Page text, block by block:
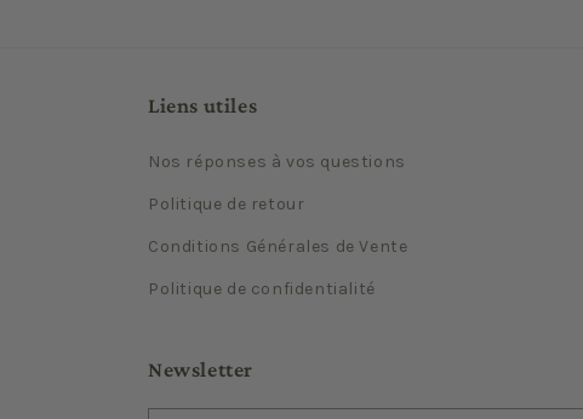
Liens utiles
Nos réponses à vos questions
Politique de retour
Conditions Générales de Vente
Politique de confidentialité
Newsletter